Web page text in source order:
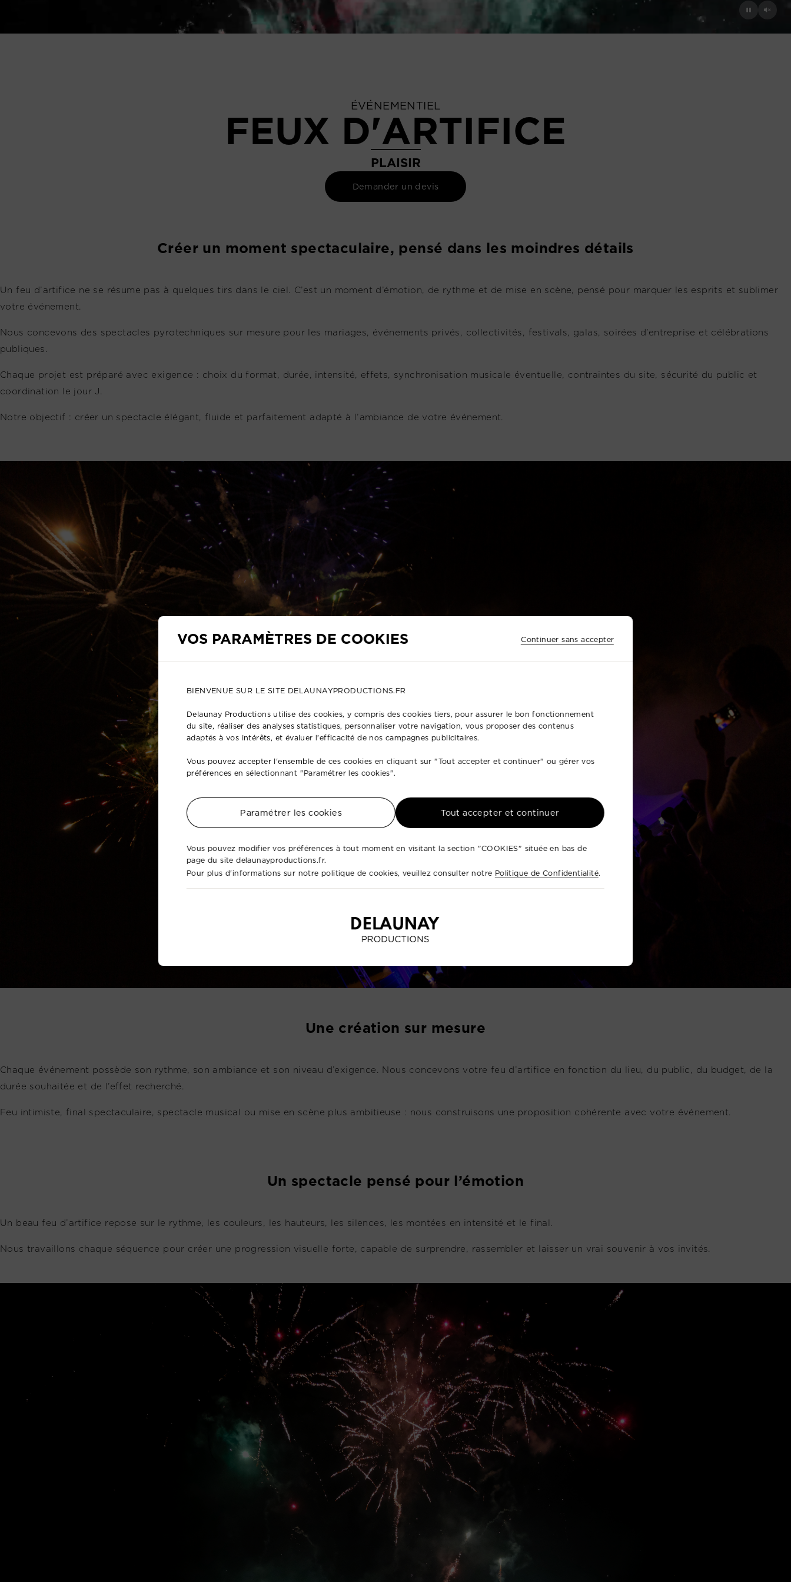
ÉVÉNEMENTIEL
FEUX D'ARTIFICE
PLAISIR
Demander un devis
Créer un moment spectaculaire, pensé dans les moindres détails
Un feu d’artifice ne se résume pas à quelques tirs dans le ciel. C’est un moment d’émotion, de rythme et de mise en scène, pensé pour marquer les esprits et sublimer
votre événement.
Nous concevons des spectacles pyrotechniques sur mesure pour les mariages, événements privés, collectivités, festivals, galas, soirées d’entreprise et célébrations
publiques.
Chaque projet est préparé avec exigence : choix du format, durée, intensité, effets, synchronisation musicale éventuelle, contraintes du site, sécurité du public et
coordination le jour J.
Notre objectif : créer un spectacle élégant, fluide et parfaitement adapté à l’ambiance de votre événement.
Une création sur mesure
Chaque événement possède son rythme, son ambiance et son niveau d’exigence. Nous concevons votre feu d’artifice en fonction du lieu, du public, du budget, de la
durée souhaitée et de l’effet recherché.
Feu intimiste, final spectaculaire, spectacle musical ou mise en scène plus ambitieuse : nous construisons une proposition cohérente avec votre événement.
Un spectacle pensé pour l’émotion
Un beau feu d’artifice repose sur le rythme, les couleurs, les hauteurs, les silences, les montées en intensité et le final.
Nous travaillons chaque séquence pour créer une progression visuelle forte, capable de surprendre, rassembler et laisser un vrai souvenir à vos invités.
VOS PARAMÈTRES DE COOKIES Continuer sans accepter
BIENVENUE SUR LE SITE DELAUNAYPRODUCTIONS.FR
Delaunay Productions utilise des cookies, y compris des cookies tiers, pour assurer le bon fonctionnement
du site, réaliser des analyses statistiques, personnaliser votre navigation, vous proposer des contenus
adaptés à vos intérêts, et évaluer l'efficacité de nos campagnes publicitaires.
Vous pouvez accepter l'ensemble de ces cookies en cliquant sur "Tout accepter et continuer" ou gérer vos
préférences en sélectionnant "Paramétrer les cookies".
Paramétrer les cookies Tout accepter et continuer
Vous pouvez modifier vos préférences à tout moment en visitant la section "COOKIES" située en bas de
page du site delaunayproductions.fr.
Pour plus d'informations sur notre politique de cookies, veuillez consulter notre Politique de Confidentialité.